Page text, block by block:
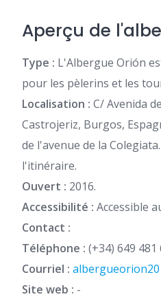
Aperçu de
Type : L'Albergue Orión
pour les pèlerins et les
Localisation : C/ Avenida
Castrojeriz, Burgos,
de l'avenue de la Colegiata.
l'itinéraire.
Ouvert : 2016.
Accessibilité : Accessible
Contact :
Téléphone : (+34) 649 481
Courriel :
Site web : -